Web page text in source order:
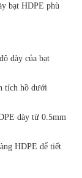
bạt HDPE phù
dày của bạt
tích hồ dưới
dày từ 0.5mm
HDPE để tiết